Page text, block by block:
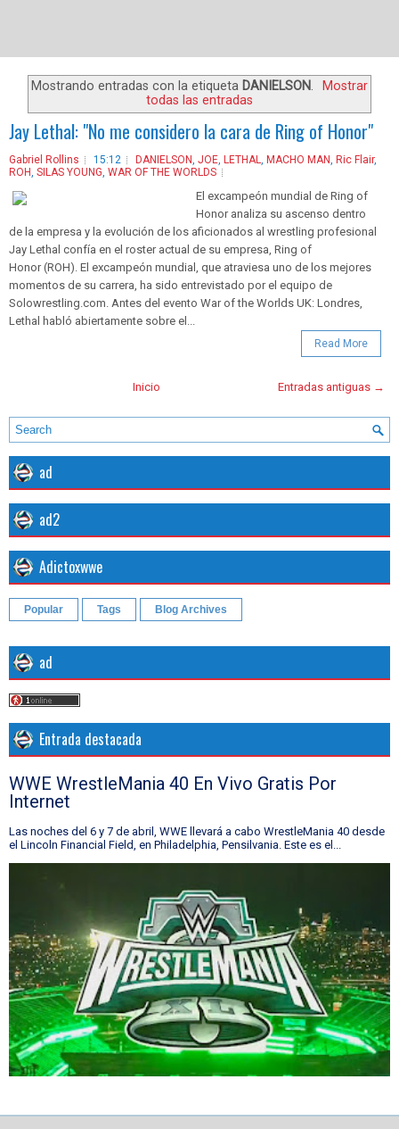
Mostrando entradas con la etiqueta DANIELSON.
Mostrar
todas las entradas
Jay Lethal: "No me considero la cara de Ring of Honor"
Gabriel Rollins 15:12 DANIELSON JOE LETHAL MACHO MAN Ric Flair,
ROH SILAS YOUNG WAR OF THE WORLDS
El excampeón mundial de Ring of
Honor analiza su ascenso dentro
de la empresa y la evolución de los aficionados al wrestling profesional
Jay Lethal confía en el roster actual de su empresa, Ring of
Honor (ROH). El excampeón mundial, que atraviesa uno de los mejores
momentos de su carrera, ha sido entrevistado por el equipo de
Solowrestling.com. Antes del evento War of the Worlds UK: Londres,
Lethal habló abiertamente sobre el...
Read More
Entradas antiguas →
Inicio
ad
ad2
Adictoxwwe
Popular Tags Blog Archives
ad
Entrada destacada
WWE WrestleMania 40 En Vivo Gratis Por
Internet
Las noches del 6 y 7 de abril, WWE llevará a cabo WrestleMania 40 desde
el Lincoln Financial Field, en Philadelphia, Pensilvania. Este es el...